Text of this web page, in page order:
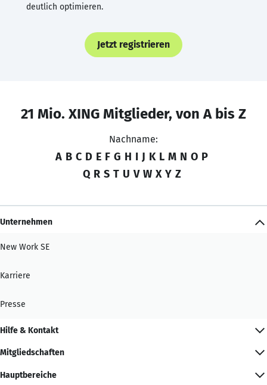
deutlich optimieren.
Jetzt registrieren
21 Mio. XING Mitglieder, von A bis Z
Nachname:
A B C D E F G H I J K L M N O P
Q R S T U V W X Y Z
Unternehmen
New Work SE
Karriere
Presse
Hilfe & Kontakt
Mitgliedschaften
Hauptbereiche